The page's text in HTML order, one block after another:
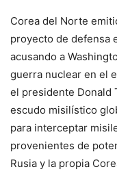
Corea del Norte
proyecto de defensa
acusando a
guerra nuclear en el
el presidente Donald
escudo misilístico
para interceptar
provenientes de
Rusia y la propia